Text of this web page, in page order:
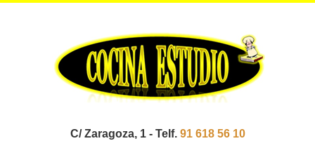
C/ Zaragoza, 1 - Telf. 91 618 56 10